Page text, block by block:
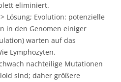
eliminiert.
Lösung; Evolution: potenzielle
in den Genomen einiger
warten auf das
Lymphozyten.
nachteilige Mutationen
sind; daher größere